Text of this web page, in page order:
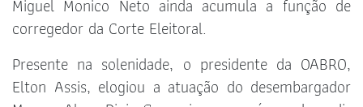
Miguel Monico Neto ainda acumula a função de
corregedor da Corte Eleitoral.
Presente na solenidade, o presidente da OABRO,
Elton Assis, elogiou a atuação do desembargador